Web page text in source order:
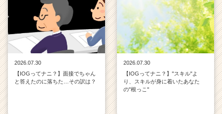
2026.07.30
【IOGってナニ？】面接でちゃん
と答えたのに落ちた…その訳は？
2026.07.30
【IOGってナニ？】"スキル"よ
り、スキルが身に着いたあなた
の"根っこ"